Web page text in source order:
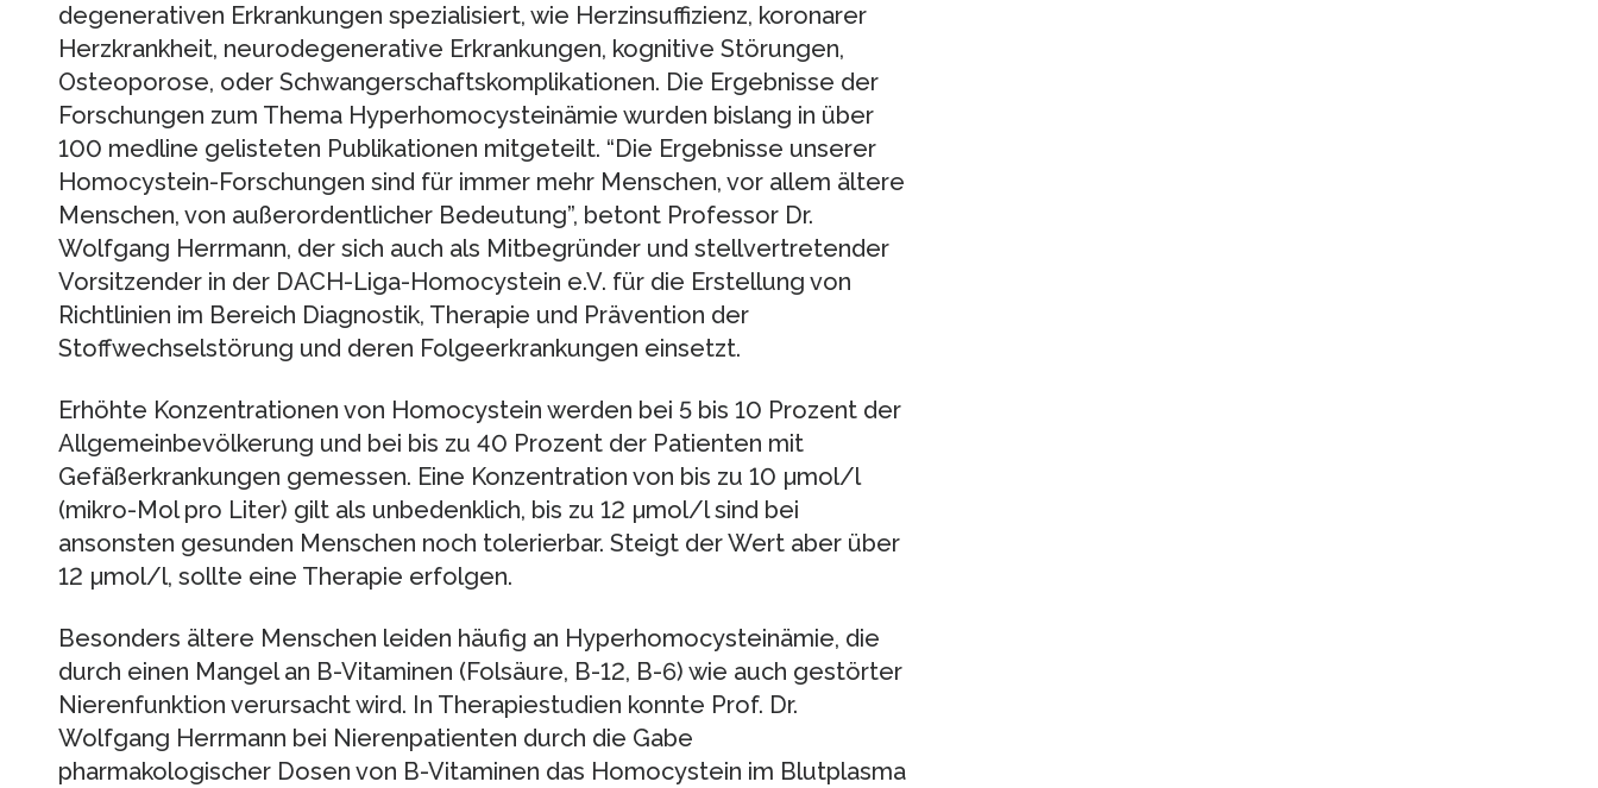
degenerativen Erkrankungen spezialisiert, wie Herzinsuffizienz, koronarer
Herzkrankheit, neurodegenerative Erkrankungen, kognitive Störungen,
Osteoporose, oder Schwangerschaftskomplikationen. Die Ergebnisse der
Forschungen zum Thema Hyperhomocysteinämie wurden bislang in über
100 medline gelisteten Publikationen mitgeteilt. “Die Ergebnisse unserer
Homocystein-Forschungen sind für immer mehr Menschen, vor allem ältere
Menschen, von außerordentlicher Bedeutung”, betont Professor Dr.
Wolfgang Herrmann, der sich auch als Mitbegründer und stellvertretender
Vorsitzender in der DACH-Liga-Homocystein e.V. für die Erstellung von
Richtlinien im Bereich Diagnostik, Therapie und Prävention der
Stoffwechselstörung und deren Folgeerkrankungen einsetzt.
Erhöhte Konzentrationen von Homocystein werden bei 5 bis 10 Prozent der
Allgemeinbevölkerung und bei bis zu 40 Prozent der Patienten mit
Gefäßerkrankungen gemessen. Eine Konzentration von bis zu 10 µmol/l
(mikro-Mol pro Liter) gilt als unbedenklich, bis zu 12 µmol/l sind bei
ansonsten gesunden Menschen noch tolerierbar. Steigt der Wert aber über
12 µmol/l, sollte eine Therapie erfolgen.
Besonders ältere Menschen leiden häufig an Hyperhomocysteinämie, die
durch einen Mangel an B-Vitaminen (Folsäure, B-12, B-6) wie auch gestörter
Nierenfunktion verursacht wird. In Therapiestudien konnte Prof. Dr.
Wolfgang Herrmann bei Nierenpatienten durch die Gabe
pharmakologischer Dosen von B-Vitaminen das Homocystein im Blutplasma